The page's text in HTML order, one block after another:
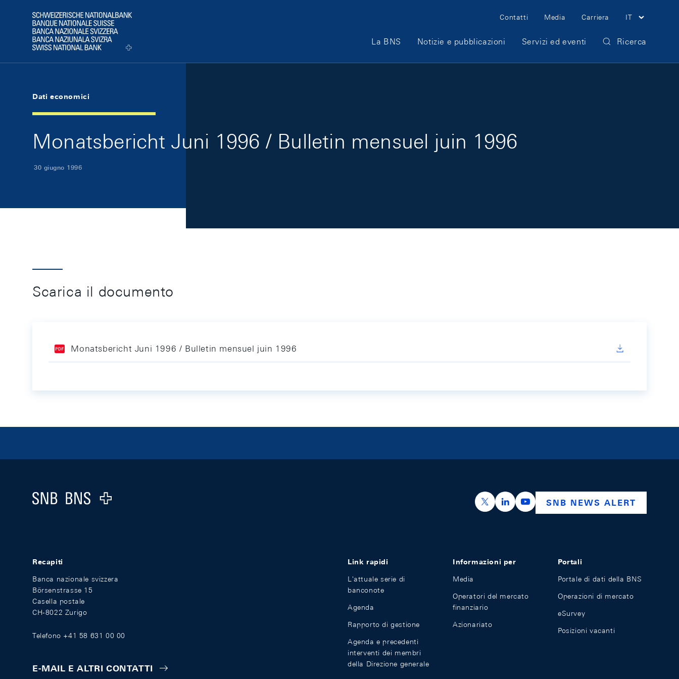
Logo
Meta Navigation
Contatti Media Carriera IT
Main Navigation
La BNS Notizie e pubblicazioni Servizi ed eventi Ricerca
Dati economici
Monatsbericht Juni 1996 / Bulletin mensuel juin 1996
30 giugno 1996
Scarica il documento
Monatsbericht Juni 1996 / Bulletin mensuel juin 1996
Logo
https://x.com/snb_bns
https://ch.linkedin.com/company/swiss-
https://www.youtube.com/
SNB NEWS ALERT
Recapiti
Banca nazionale svizzera
Börsenstrasse 15
Casella postale
CH-8022 Zurigo
Telefono +41 58 631 00 00
E-MAIL E ALTRI CONTATTI
Link rapidi
L'attuale serie di
banconote
Agenda
Rapporto di gestione
Agenda e precedenti
interventi dei membri
della Direzione generale
Informazioni per
Media
Operatori del mercato
finanziario
Azionariato
Portali
Portale di dati della BNS
Operazioni di mercato
eSurvey
Posizioni vacanti